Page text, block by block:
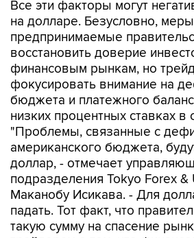
предпринимаемые
восстановить доверие
финансовым рынкам, но
фокусировать внимание на
бюджета и платежного
низких процентных ставках в
"Проблемы, связанные с
американского бюджета,
доллар, - отмечает
подразделения Tokyo Forex &
Маканобу Исикава. - Для
падать. Тот факт, что
такую сумму на спасение
трейдерам о том, что
США будет ухудшаться".